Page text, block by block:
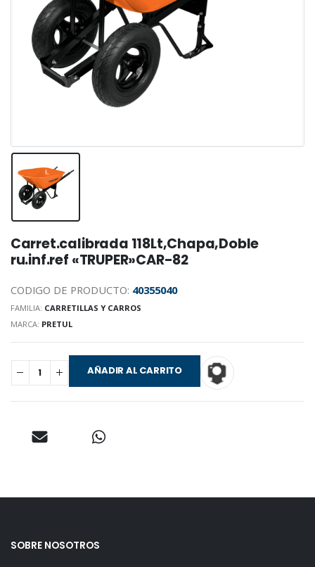
Carret.calibrada 118Lt,Chapa,Doble
ru.inf.ref «TRUPER»CAR-82
CODIGO DE PRODUCTO: 40355040
FAMILIA: CARRETILLAS Y CARROS
MARCA: PRETUL
AÑADIR AL CARRITO
SOBRE NOSOTROS